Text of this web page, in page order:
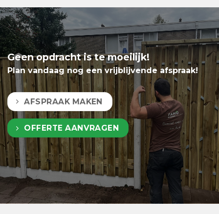
Geen opdracht is te moeilijk!
Plan vandaag nog een vrijblijvende afspraak!
AFSPRAAK MAKEN
OFFERTE AANVRAGEN